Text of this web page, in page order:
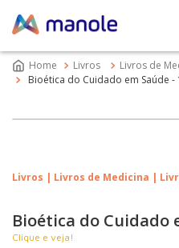
Livros Livros de
Bioética do Cuidado em Saúde -
Livros | Livros de Medicina |
Bioética do Cuidado
Clique e veja!